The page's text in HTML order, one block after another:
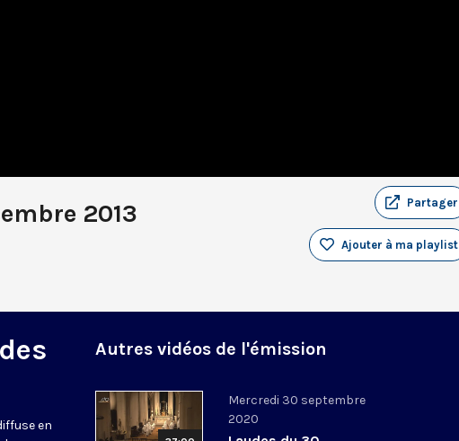
2013 Partager
Ajouter à ma playlist
en
Autres vidéos de l'émission
Mercredi 30 septembre
2020